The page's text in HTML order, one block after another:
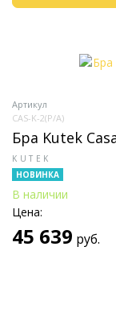
Артикул
CAS-K-2(P/A)
Бра Kutek
KUTEK
НОВИНКА
В наличии
Цена:
45 639 руб.